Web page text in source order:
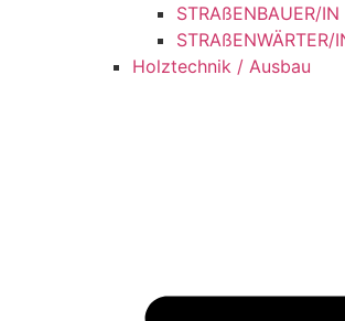
STRAßENBAUER/IN
STRAßENWÄRTER/
Holztechnik / Ausbau